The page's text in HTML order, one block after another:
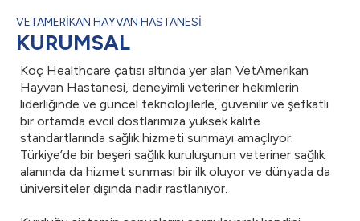
VETAMERİKAN HAYVAN HASTANESİ
KURUMSAL
Koç Healthcare çatısı altında yer alan VetAmerikan
Hayvan Hastanesi, deneyimli veteriner hekimlerin
liderliğinde ve güncel teknolojilerle, güvenilir ve şefkatli
bir ortamda evcil dostlarımıza yüksek kalite
standartlarında sağlık hizmeti sunmayı amaçlıyor.
Türkiye’de bir beşeri sağlık kuruluşunun veteriner sağlık
alanında da hizmet sunması bir ilk oluyor ve dünyada da
üniversiteler dışında nadir rastlanıyor.